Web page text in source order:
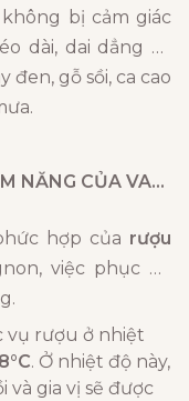
bị cảm giác
dài, dai dẳng và
đen, gỗ sồi, ca cao
3. THƯỞNG THỨC: KHAI MỞ TIỀM NĂNG CỦA VANG
hợp của rượu
việc phục vụ
vụ rượu ở nhiệt
. Ở nhiệt độ này,
và gia vị sẽ được